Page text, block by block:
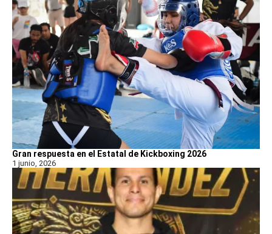
Gran respuesta en el Estatal de Kickboxing 2026
1 junio, 2026